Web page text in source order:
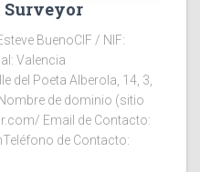
Surveyor
BuenoCIF / NIF:
Valencia
del Poeta Alberola, 14, 3,
de dominio (sitio
Email de Contacto:
de Contacto: